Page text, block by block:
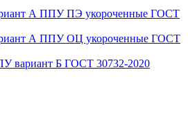
А ППУ ПЭ укороченные ГОСТ
А ППУ ОЦ укороченные ГОСТ
вариант Б ГОСТ 30732-2020